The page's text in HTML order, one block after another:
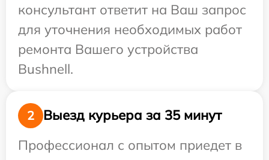
консультант ответит на Ваш запрос
для уточнения необходимых работ
ремонта Вашего устройства
Bushnell.
2
Выезд курьера за 35 минут
Профессионал с опытом приедет в